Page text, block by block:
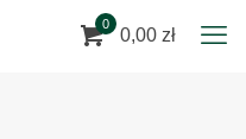
0
0,00 zł